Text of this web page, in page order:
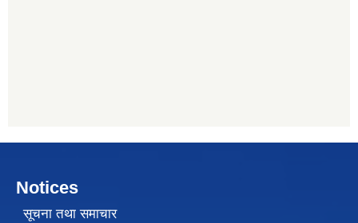
Notices
सूचना तथा समाचार